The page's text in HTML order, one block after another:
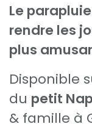
Le
rendre les
plus
Disponible
du petit
& famille à